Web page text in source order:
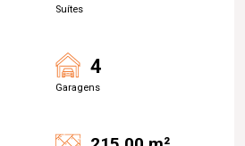
Suítes
4
Garagens